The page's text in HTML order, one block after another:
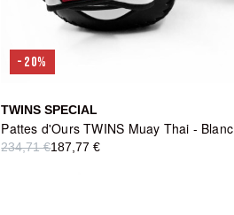
-20%
TWINS SPECIAL
Pattes d'Ours TWINS Muay Thai - Blanc
234,71 €187,77 €